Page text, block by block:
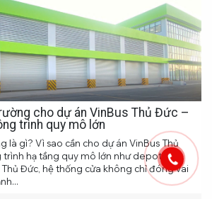
cho dự án VinBus Thủ Đức –
trình quy mô lớn
là gì? Vì sao cần cho dự án VinBus Thủ
hạ tầng quy mô lớn như depot xe
Đức, hệ thống cửa không chỉ đóng vai